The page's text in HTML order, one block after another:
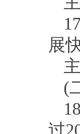
展
(
过